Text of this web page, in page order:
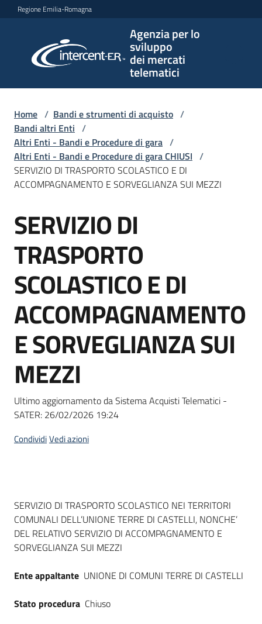
Vai al contenuto
Vai alla navigazione
Vai al footer
Regione Emilia-Romagna
Agenzia per lo
sviluppo
dei mercati
telematici
per lo
sviluppo
telematici
L'Agenzia
Bandi
e
Supporto
Piattaforme
telematiche
Seguici
su
Home / Bandi e strumenti di acquisto /
Bandi altri Enti /
Altri Enti - Bandi e Procedure di gara /
Altri Enti - Bandi e Procedure di gara CHIUSI /
SERVIZIO DI TRASPORTO SCOLASTICO E DI
ACCOMPAGNAMENTO E SORVEGLIANZA SUI MEZZI
Salta al contenuto
SERVIZIO DI
TRASPORTO
SCOLASTICO E DI
ACCOMPAGNAMENTO
E SORVEGLIANZA SUI
MEZZI
Ultimo aggiornamento da Sistema Acquisti Telematici -
SATER: 26/02/2026 19:24
CondividiVedi azioni
Dati del bando
SERVIZIO DI TRASPORTO SCOLASTICO NEI TERRITORI
COMUNALI DELL’UNIONE TERRE DI CASTELLI, NONCHE’
DEL RELATIVO SERVIZIO DI ACCOMPAGNAMENTO E
SORVEGLIANZA SUI MEZZI
Ente appaltante UNIONE DI COMUNI TERRE DI CASTELLI
Stato procedura Chiuso